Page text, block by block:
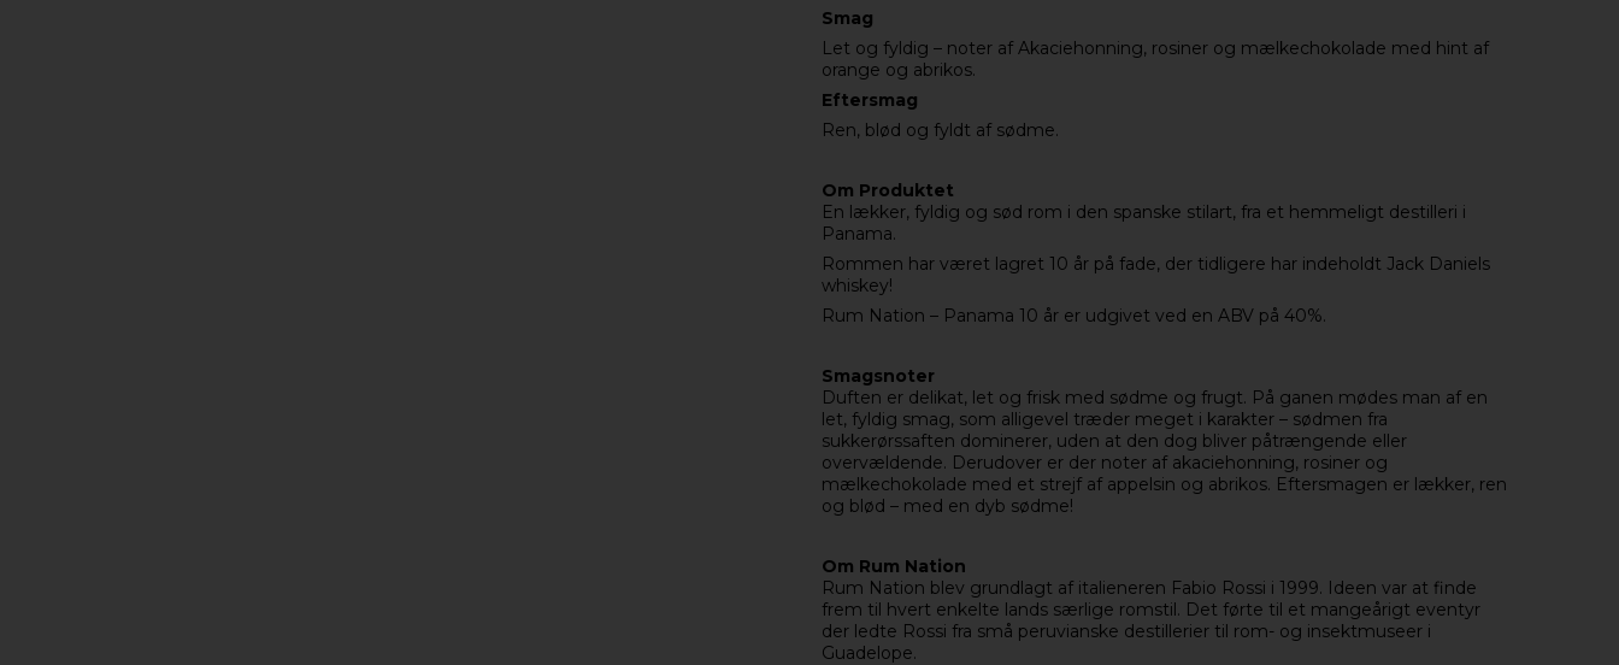
Smag
Let og fyldig – noter af Akaciehonning, rosiner og mælkechokolade med hint af
orange og abrikos.
Eftersmag
Ren, blød og fyldt af sødme.
Om Produktet
En lækker, fyldig og sød rom i den spanske stilart, fra et hemmeligt destilleri i
Panama.
Rommen har været lagret 10 år på fade, der tidligere har indeholdt Jack Daniels
whiskey!
Rum Nation – Panama 10 år er udgivet ved en ABV på 40%.
Smagsnoter
Duften er delikat, let og frisk med sødme og frugt. På ganen mødes man af en
let, fyldig smag, som alligevel træder meget i karakter – sødmen fra
sukkerørssaften dominerer, uden at den dog bliver påtrængende eller
overvældende. Derudover er der noter af akaciehonning, rosiner og
mælkechokolade med et strejf af appelsin og abrikos. Eftersmagen er lækker, ren
og blød – med en dyb sødme!
Om Rum Nation
Rum Nation blev grundlagt af italieneren Fabio Rossi i 1999. Ideen var at finde
frem til hvert enkelte lands særlige romstil. Det førte til et mangeårigt eventyr
der ledte Rossi fra små peruvianske destillerier til rom- og insektmuseer i
Guadelope.